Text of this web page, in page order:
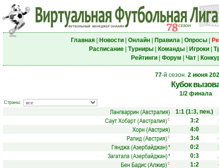
Главная| Новости| Онлайн| Правила| Опросы|
Расписание| Турниры| Команды| Игроки|
Рейтинги| Форум Чат|
77-й сезон. 2 июня
Кубок
1/2 финала
Страны:
Лангваррин (Австралия) 1:1 (1:3, пен.)
Саут Хобарт (Австралия) с 3:2
Хорн (Австрия)
4:0
Рапид (Австрия) с 3:4
Гянджа (Азербайджан)* 0:2
Загатала (Азербайджан)* 0:3
Бен Бадис (Алжир) с 1:2